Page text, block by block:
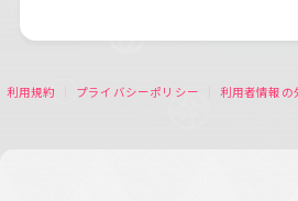
利用規約 プライバシーポリシー 利用者情報の